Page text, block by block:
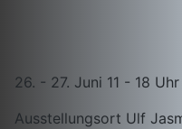
26. - 27. Juni 11 - 18 Uhr
Ausstellungsort Ulf